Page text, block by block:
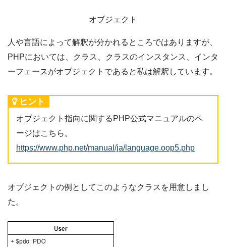
オブジェクト
人や言語によって解釈が分かれるところではありますが、
PHPにおいては、クラス、クラスのインスタンス、インタ
ーフェースがオブジェクトであると私は解釈しています。
ヒント
オブジェクト指向に関するPHP公式マニュアルのペ
ージはこちら。
https://www.php.net/manual/ja/language.oop5.php
オブジェクトの例としてこのようなクラスを用意しまし
た。